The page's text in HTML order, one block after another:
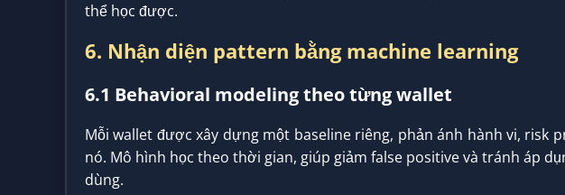
thể học được.
6. Nhận diện pattern bằng machine learning
6.1 Behavioral modeling theo từng wallet
Mỗi wallet được xây dựng một baseline riêng, phản ánh hành vi, risk
nó. Mô hình học theo thời gian, giúp giảm false positive và tránh áp
dùng.